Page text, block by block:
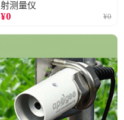
射测量仪
¥0 ¥0